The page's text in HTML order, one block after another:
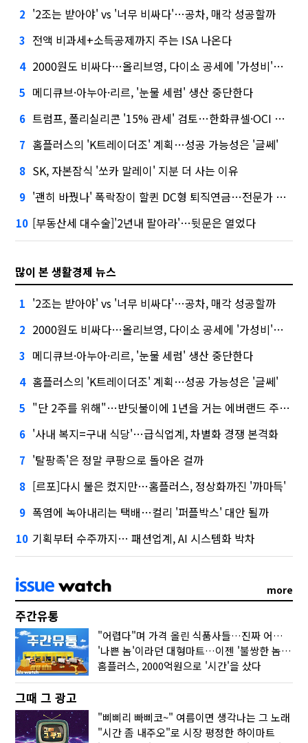
2 '2조는 받아야' vs '너무 비싸다'…공차, 매각 성공할까
3 전액 비과세+소득공제까지 주는 ISA 나온다
4 2000원도 비싸다…올리브영, 다이소 공세에 '가성비'로 맞불
5 메디큐브·아누아·리르, '눈물 세럼' 생산 중단한다
6 트럼프, 폴리실리콘 '15% 관세' 검토…한화큐셀·OCI 영향은?
7 홈플러스의 'K트레이더조' 계획…성공 가능성은 '글쎄'
8 SK, 자본잠식 '쏘카 말레이' 지분 더 사는 이유
9 '괜히 바꿨나' 폭락장이 할퀸 DC형 퇴직연금…전문가 조언은
10 [부동산세 대수술]'2년내 팔아라'…뒷문은 열었다
많이 본 생활경제 뉴스
1 '2조는 받아야' vs '너무 비싸다'…공차, 매각 성공할까
2 2000원도 비싸다…올리브영, 다이소 공세에 '가성비'로 맞불
3 메디큐브·아누아·리르, '눈물 세럼' 생산 중단한다
4 홈플러스의 'K트레이더조' 계획…성공 가능성은 '글쎄'
5 "단 2주를 위해"…반딧불이에 1년을 거는 에버랜드 주키퍼
6 '사내 복지=구내 식당'…급식업계, 차별화 경쟁 본격화
7 '탈팡족'은 정말 쿠팡으로 돌아온 걸까
8 [르포]다시 불은 켰지만…홈플러스, 정상화까진 '까마득'
9 폭염에 녹아내리는 택배…컬리 '퍼플박스' 대안 될까
10 기획부터 수주까지… 패션업계, AI 시스템화 박차
more
주간유통
"어렵다"며 가격 올린 식품사들…진짜 어려운 거 맞아?
'나쁜 놈'이라던 대형마트…이젠 '불쌍한 놈' 됐다
홈플러스, 2000억원으로 '시간'을 샀다
그때 그 광고
"삐삐리 빠삐코~" 여름이면 생각나는 그 노래
"시간 좀 내주오"로 시장 평정한 하이마트